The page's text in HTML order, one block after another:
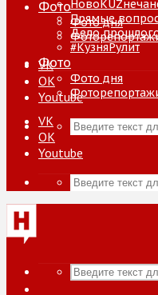
Фото
Фото дня
VK
ОК
Youtube
Прямые
Дело
#КузняРулит
Фото
Фото дня
VK
ОК
Youtube